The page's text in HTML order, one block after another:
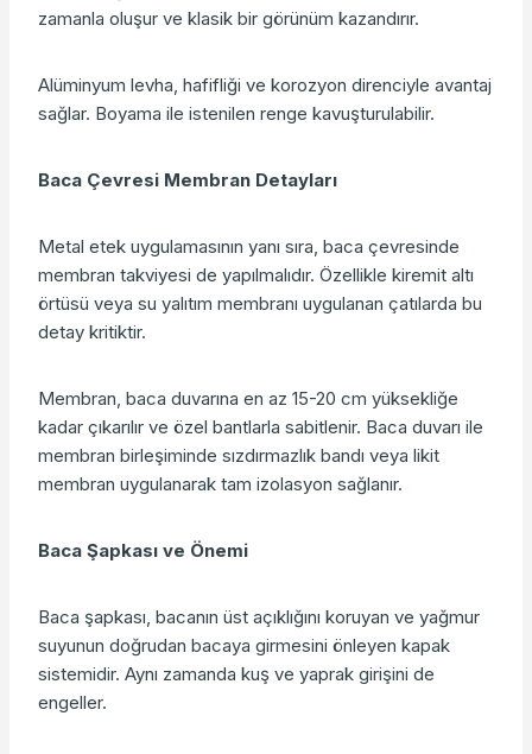
zamanla oluşur ve klasik bir görünüm kazandırır.
Alüminyum levha, hafifliği ve korozyon direnciyle avantaj
sağlar. Boyama ile istenilen renge kavuşturulabilir.
Baca Çevresi Membran Detayları
Metal etek uygulamasının yanı sıra, baca çevresinde
membran takviyesi de yapılmalıdır. Özellikle kiremit altı
örtüsü veya su yalıtım membranı uygulanan çatılarda bu
detay kritiktir.
Membran, baca duvarına en az 15-20 cm yüksekliğe
kadar çıkarılır ve özel bantlarla sabitlenir. Baca duvarı ile
membran birleşiminde sızdırmazlık bandı veya likit
membran uygulanarak tam izolasyon sağlanır.
Baca Şapkası ve Önemi
Baca şapkası, bacanın üst açıklığını koruyan ve yağmur
suyunun doğrudan bacaya girmesini önleyen kapak
sistemidir. Aynı zamanda kuş ve yaprak girişini de
engeller.